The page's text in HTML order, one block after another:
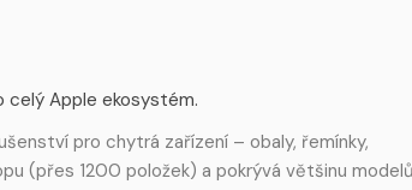
celý Apple ekosystém.
pro chytrá zařízení – obaly, řemínky,
(přes 1200 položek) a pokrývá většinu